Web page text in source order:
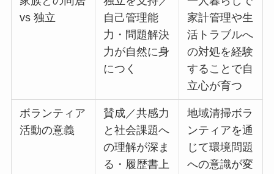
vs 独立
自己管理能
力・問題解決
力が自然に身
につく
家計管理や生
活トラブルへ
の対処を経験
することで自
立心が育つ
ボランティア
活動の意義
賛成／共感力
と社会課題へ
の理解が深ま
る・履歴書上
地域清掃ボラ
ンティアを通
じて環境問題
への意識が変